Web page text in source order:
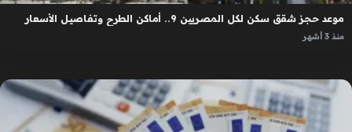
موعد حجز شقق سكن لكل المصريين 9.. أماكن الطرح وتفاصيل الأسعار
منذ 3 أشهر